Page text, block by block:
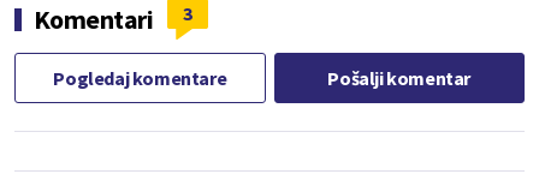
Komentari 3
Pogledaj komentare Pošalji komentar